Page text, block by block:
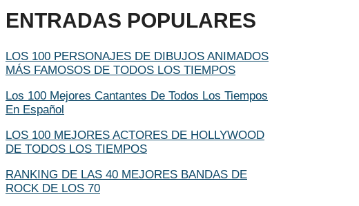
ENTRADAS POPULARES
LOS 100 PERSONAJES DE DIBUJOS ANIMADOS
MÁS FAMOSOS DE TODOS LOS TIEMPOS
Los 100 Mejores Cantantes De Todos Los Tiempos
En Español
LOS 100 MEJORES ACTORES DE HOLLYWOOD
DE TODOS LOS TIEMPOS
RANKING DE LAS 40 MEJORES BANDAS DE
ROCK DE LOS 70